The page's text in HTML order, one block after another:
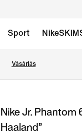
Sport
Vásárlás
Nike Jr. Phantom
Haaland”